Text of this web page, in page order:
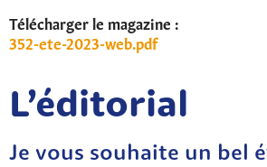
Télécharger le magazine :
352-ete-2023-web.pdf
L’éditorial
Je vous souhaite un bel